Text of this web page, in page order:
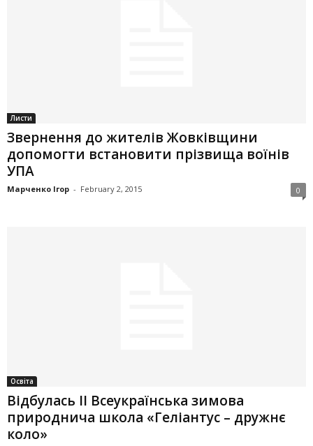
Листи
Звернення до жителів Жовківщини
допомогти встановити прізвища воїнів
УПА
Марченко Ігор - February 2, 2015 0
Освіта
Відбулась ІІ Всеукраїнська зимова
природнича школа «Геліантус – дружнє
коло»